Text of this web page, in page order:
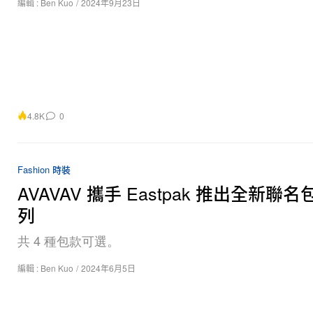
4.8K 0
Fashion 時裝
AVAVAV 攜手 Eastpak 推出全新聯名
列
共 4 種包款可選。
編輯 : Ben Kuo / 2024年6月5日